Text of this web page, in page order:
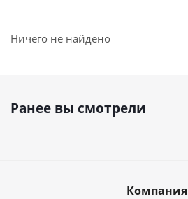
Ничего не найдено
Ранее вы смотрели
Компания